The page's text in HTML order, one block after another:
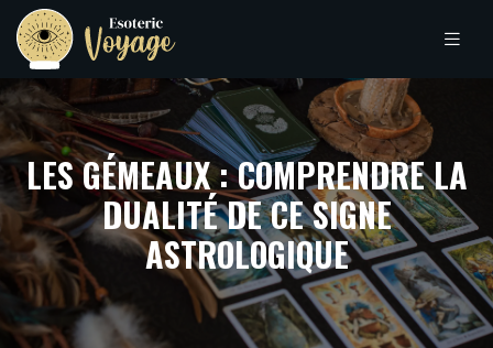
LES GÉMEAUX : COMPRENDRE LA
DUALITÉ DE CE SIGNE
ASTROLOGIQUE